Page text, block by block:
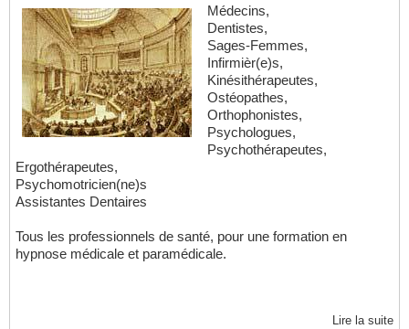
Médecins,
Dentistes,
Sages-Femmes,
Infirmièr(e)s,
Kinésithérapeutes,
Ostéopathes,
Orthophonistes,
Psychologues,
Psychothérapeutes,
Ergothérapeutes,
Psychomotricien(ne)s
Assistantes Dentaires
Tous les professionnels de santé, pour une formation en
hypnose médicale et paramédicale.
Lire la suite